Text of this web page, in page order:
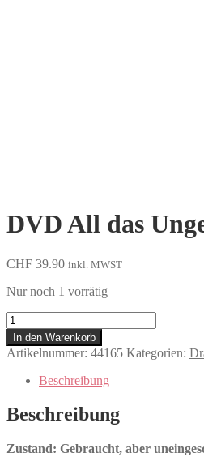
DVD All das
CHF 39.90 inkl. MWST
Nur noch 1 vorrätig
All
das
Ungesagte
zwischen
Menge
In den Warenkorb
Artikelnummer: 44165 Kategorien:
Beschreibung
Beschreibung
Zustand: Gebraucht, aber